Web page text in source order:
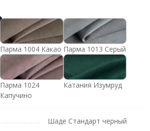
Парма 1004 Какао Парма 1013 Серый
Парма 1024
Капучино
Катания Изумруд
Шаде Стандарт черный